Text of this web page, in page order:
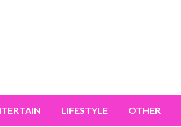
LIFESTYLE OTHER